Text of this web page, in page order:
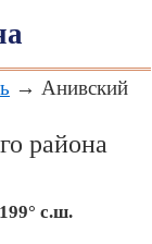
→ Анивский
района
с.ш.